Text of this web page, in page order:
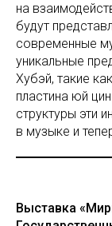
на
будут
современные
уникальные
Хубэй, такие
пластина юй
структуры эти
в музыке и
Выставка